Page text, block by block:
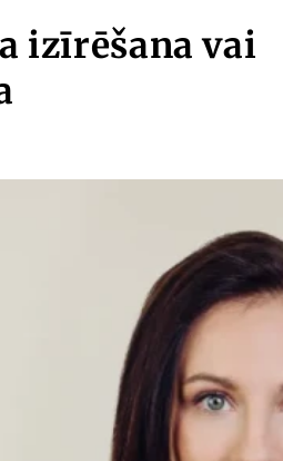
izīrēšana vai